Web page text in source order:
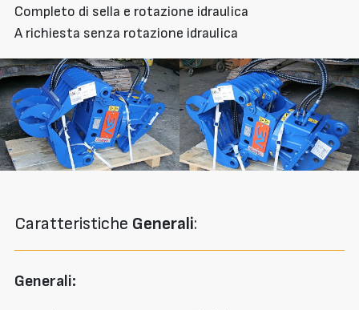
Completo di sella e rotazione idraulica
A richiesta senza rotazione idraulica
Caratteristiche Generali:
Generali: